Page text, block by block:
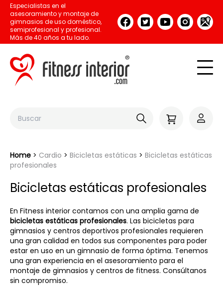
Especialistas en el
asesoramiento y montaje de
gimnasios de uso doméstico,
semiprofesional y profesional.
Más de 40 años a tu lado.
Home Cardio Bicicletas estáticas
Bicicletas estáticas
profesionales
Bicicletas estáticas profesionales
En Fitness interior contamos con una amplia gama de
bicicletas estáticas profesionales. Las bicicletas para
gimnasios y centros deportivos profesionales requieren
una gran calidad en todos sus componentes para poder
estar en uso en un gimnasio de forma óptima. Tenemos
una gran experiencia en el asesoramiento para el
montaje de gimnasios y centros de fitness. Consúltanos
sin compromiso.